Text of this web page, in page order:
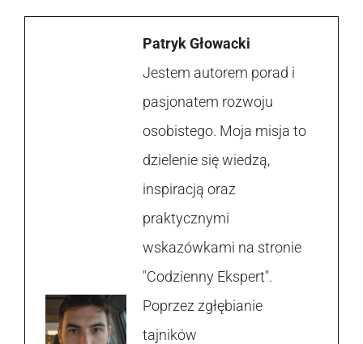
Patryk Głowacki
Jestem autorem porad i
pasjonatem rozwoju
osobistego. Moja misja to
dzielenie się wiedzą,
inspiracją oraz
praktycznymi
wskazówkami na stronie
"Codzienny Ekspert".
Poprzez zgłębianie
tajników